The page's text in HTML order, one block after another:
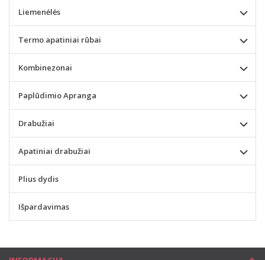
Liemenėlės
Termo apatiniai rūbai
Kombinezonai
Paplūdimio Apranga
Drabužiai
Apatiniai drabužiai
Plius dydis
Išpardavimas